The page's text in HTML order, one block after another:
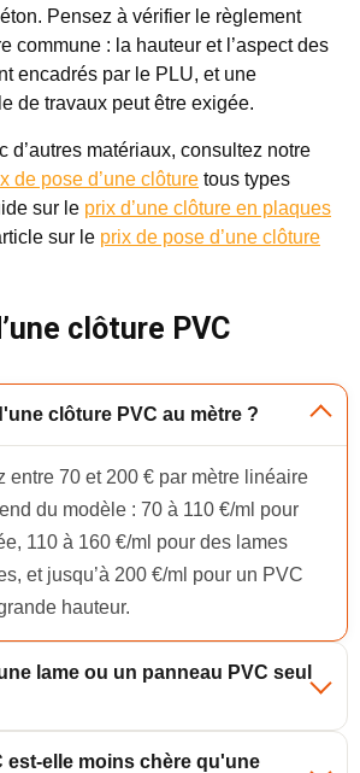
Pensez à vérifier le règlement
commune : la hauteur et l’aspect des
encadrés par le PLU, et une
de travaux peut être exigée.
d’autres matériaux, consultez notre
de pose d’une clôture tous types
sur le prix d’une clôture en plaques
sur le prix de pose d’une clôture
clôture PVC
clôture PVC au mètre ?
entre 70 et 200 € par mètre linéaire
du modèle : 70 à 110 €/ml pour
110 à 160 €/ml pour des lames
et jusqu’à 200 €/ml pour un PVC
hauteur.
lame ou un panneau PVC seul
est-elle moins chère qu'une